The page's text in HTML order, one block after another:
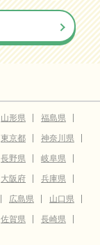
山形県
福島県
東京都
神奈川県
長野県
岐阜県
大阪府
兵庫県
広島県
山口県
佐賀県
長崎県